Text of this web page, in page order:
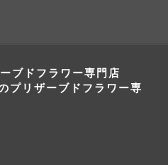
ブドフラワー専門店
プリザーブドフラワー専